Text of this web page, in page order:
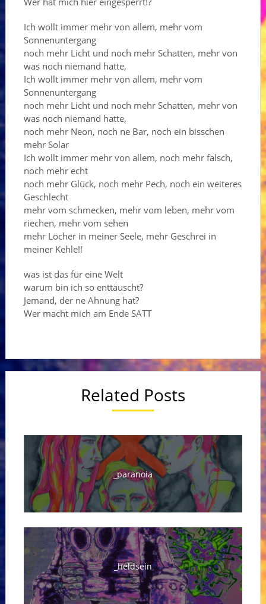
Ich wollt immer mehr von allem, mehr vom
Sonnenuntergang
noch mehr Licht und noch mehr Schatten, mehr von
was noch niemand hatte,
Ich wollt immer mehr von allem, mehr vom
Sonnenuntergang
noch mehr Licht und noch mehr Schatten, mehr von
was noch niemand hatte,
noch mehr Neon, noch ne Bar, noch ein bisschen
mehr Solar
Ich wollt immer mehr von allem, noch mehr falsch,
noch mehr echt
noch mehr Glück, noch mehr Pech, noch ein weiteres
Geschlecht
mehr vom schmecken, mehr vom leben, mehr vom
riechen, mehr vom sehen
mehr Löcher in meiner Seele, mehr Geschrei in
meiner Kehle!!
was ist das für eine Welt
warum bin ich so enttäuscht?
Jemand, der ne Ahnung hat?
Wer macht mich am Ende SATT
Related Posts
_paranoia
_heldsein